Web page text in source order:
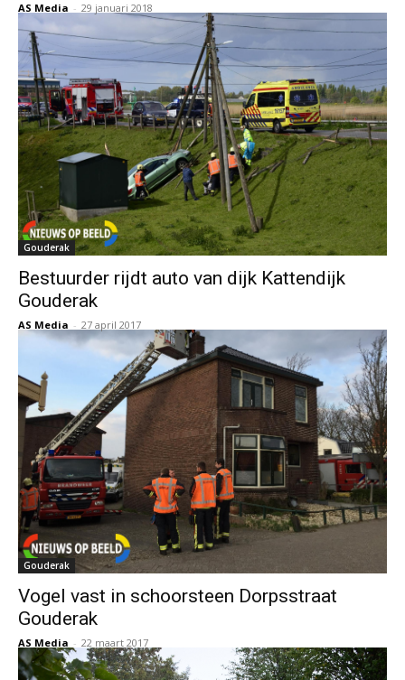
AS Media - 29 januari 2018
Gouderak
Bestuurder rijdt auto van dijk Kattendijk
Gouderak
AS Media - 27 april 2017
Gouderak
Vogel vast in schoorsteen Dorpsstraat
Gouderak
AS Media - 22 maart 2017